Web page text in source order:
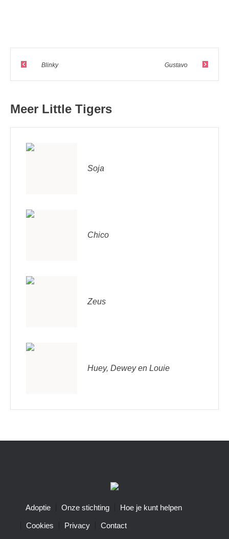
Blinky Gustavo
Meer Little Tigers
Soja
Chico
Zeus
Huey, Dewey en Louie
Adoptie Onze stichting Hoe je kunt helpen
Cookies Privacy Contact